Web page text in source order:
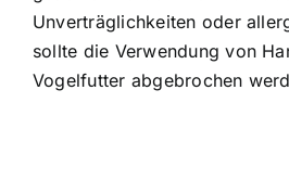
Unverträglichkeiten oder
sollte die Verwendung von
Vogelfutter abgebrochen